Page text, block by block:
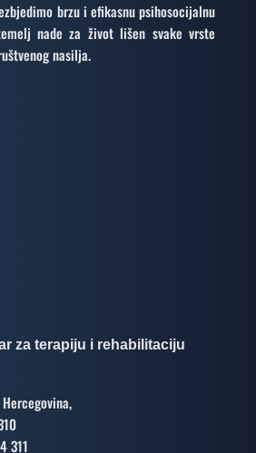
brzu i efikasnu psihosocijalnu
nade za život lišen svake vrste
nasilja.
za terapiju i rehabilitaciju
311